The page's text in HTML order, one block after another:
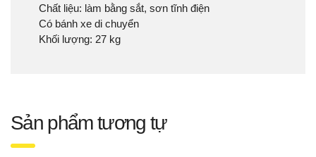
Chất liệu: làm bằng sắt, sơn tĩnh điện
Có bánh xe di chuyển
Khối lượng: 27 kg
Sản phẩm tương tự